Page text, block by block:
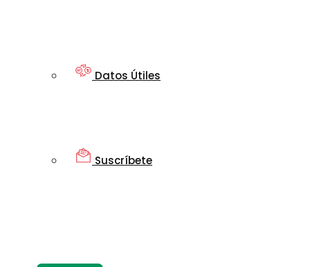
Datos Útiles
Suscríbete